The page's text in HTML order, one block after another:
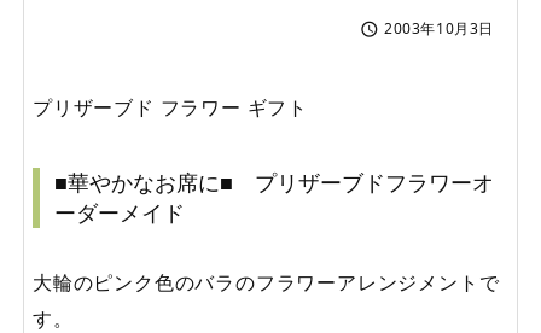
 2003年10月3日
プリザーブド フラワー ギフト
■華やかなお席に■ プリザーブドフラワーオ
ーダーメイド
大輪のピンク色のバラのフラワーアレンジメントで
す。